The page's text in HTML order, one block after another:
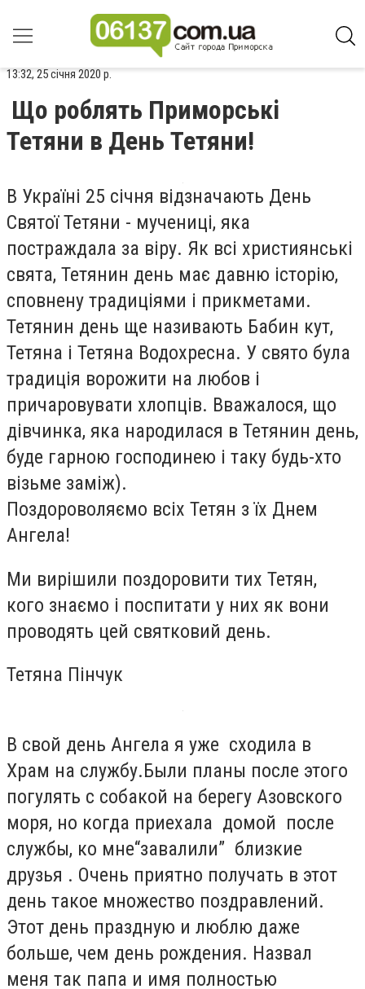
13:32, 25 січня 2020 р.
Що роблять Приморські
Тетяни в День Тетяни!
В Україні 25 січня відзначають День
Святої Тетяни - мучениці, яка
постраждала за віру. Як всі християнські
свята, Тетянин день має давню історію,
сповнену традиціями і прикметами.
Тетянин день ще називають Бабин кут,
Тетяна і Тетяна Водохресна. У свято була
традиція ворожити на любов і
причаровувати хлопців. Вважалося, що
дівчинка, яка народилася в Тетянин день,
буде гарною господинею і таку будь-хто
візьме заміж).
Поздороволяємо всіх Тетян з їх Днем
Ангела!
Ми вирішили поздоровити тих Тетян,
кого знаємо і поспитати у них як вони
проводять цей святковий день.
Тетяна Пінчук
В свой день Ангела я уже сходила в
Храм на службу.Были планы после этого
погулять с собакой на берегу Азовского
моря, но когда приехала домой после
службы, ко мне“завалили” близкие
друзья . Очень приятно получать в этот
день такое множество поздравлений.
Этот день праздную и люблю даже
больше, чем день рождения. Назвал
меня так папа и имя полностью